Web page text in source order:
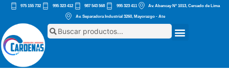
975 155 732 995 323 412 987 543 568 995 323 411 Av. Abancay Nº 1013, Cercado de Lima
Av. Separadora Industrial 3260, Mayorazgo - Ate